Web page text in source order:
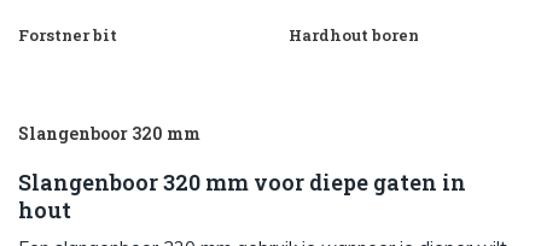
Forstner bit Hardhout boren
Slangenboor 320 mm
Slangenboor 320 mm voor diepe gaten in
hout